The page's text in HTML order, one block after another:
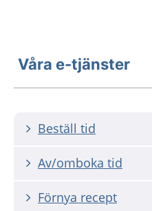
Våra e-tjänster
Beställ tid
Av/omboka tid
Förnya recept